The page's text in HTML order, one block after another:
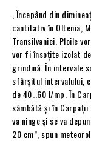
„Începând din
cantitativ în Oltenia,
Transilvaniei. Ploile
vor fi însoțite izolat
grindină. În intervale
sfârșitul intervalului,
de 40…60 l/mp. În
sâmbătă și în
va ninge și se va
20 cm”, spun